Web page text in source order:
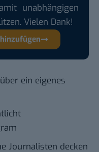
unabhängigen
Vielen Dank!
ein eigenes
Journalisten decken